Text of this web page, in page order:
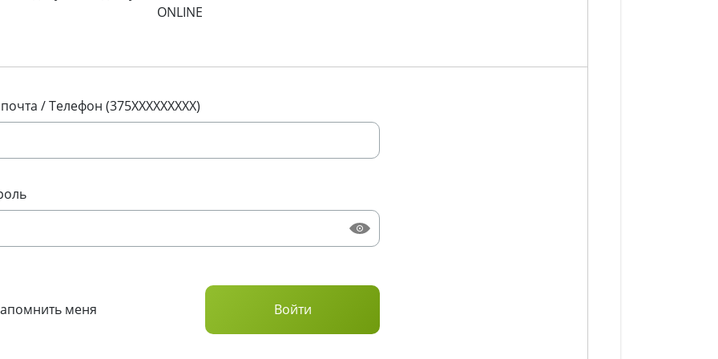
ONLINE
/ Телефон (375XXXXXXXXX)
меня